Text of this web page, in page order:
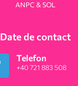
ANPC & SOL
Date de contact
Telefon
+40 721 883 508